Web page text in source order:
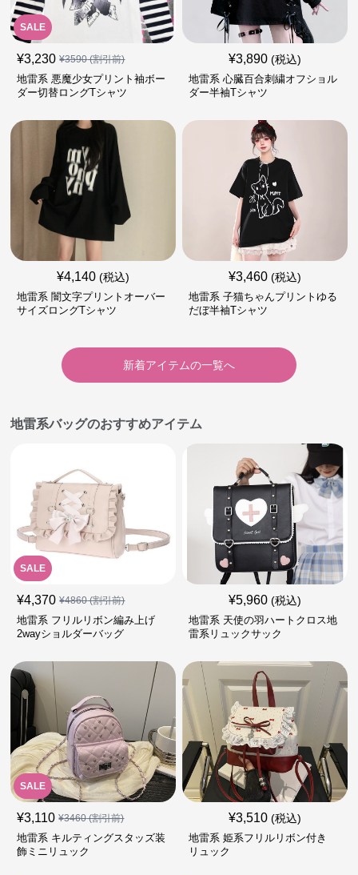
SALE
¥3,230 ¥3590(割引前)
地雷系 悪魔少女プリント袖ボー
ダー切替ロングTシャツ
¥3,890 (税込)
地雷系 心臓百合刺繍オフショル
ダー半袖Tシャツ
¥4,140 (税込)
地雷系 闇文字プリントオーバー
サイズロングTシャツ
¥3,460 (税込)
地雷系 子猫ちゃんプリントゆる
だぼ半袖Tシャツ
新着アイテムの一覧へ
地雷系バッグのおすすめアイテム
SALE
¥4,370 ¥4860(割引前)
地雷系 フリルリボン編み上げ
2wayショルダーバッグ
¥5,960 (税込)
地雷系 天使の羽ハートクロス地
雷系リュックサック
SALE
¥3,110 ¥3460(割引前)
地雷系 キルティングスタッズ装
飾ミニリュック
¥3,510 (税込)
地雷系 姫系フリルリボン付き
リュック